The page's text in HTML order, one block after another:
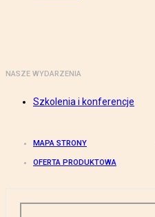
NASZE WYDARZENIA
Szkolenia i konferencje
MAPA STRONY
OFERTA PRODUKTOWA